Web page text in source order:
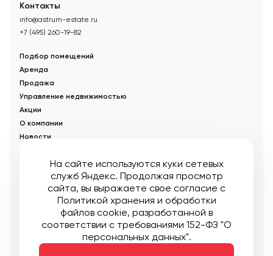
Контакты
info@astrum-estate.ru
+7 (495) 260-19-82
Подбор помещений
Аренда
Продажа
Управление недвижимостью
Акции
О компании
Новости
© Управляющая компания «Аструм Недвижимость». 2026
Опубликованная на сайте информация носит информационный
характер и не является публичной офертой
Мы в соцсетях:
Публичная оферта
Пользовательское соглашение
Карта сайта
На сайте используются куки сетевых
служб Яндекс. Продолжая просмотр
сайта, вы выражаете свое согласие с
Политикой хранения и обработки
файлов cookie, разработанной в
соответствии с требованиями 152-ФЗ "О
персональных данных".